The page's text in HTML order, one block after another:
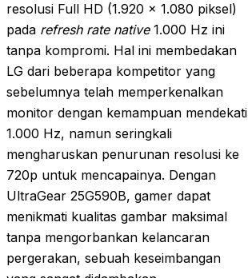
resolusi Full HD (1.920 x 1.080 piksel)
pada refresh rate native1.000 Hz ini
tanpa kompromi. Hal ini membedakan
LG dari beberapa kompetitor yang
sebelumnya telah memperkenalkan
monitor dengan kemampuan mendekati
1.000 Hz, namun seringkali
mengharuskan penurunan resolusi ke
720p untuk mencapainya. Dengan
UltraGear 25G590B, gamer dapat
menikmati kualitas gambar maksimal
tanpa mengorbankan kelancaran
pergerakan, sebuah keseimbangan